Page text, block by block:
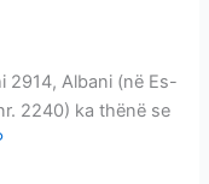
2914, Albani (në Es-
2240) ka thënë se